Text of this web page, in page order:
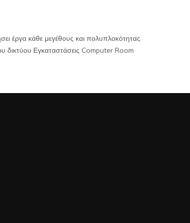
έργα κάθε μεγέθους και πολυπλοκότητας
δικτύου Εγκαταστάσεις Computer Room